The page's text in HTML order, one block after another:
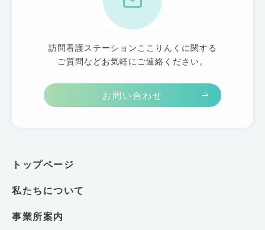
訪問看護ステーションここりんくに関する
ご質問などお気軽にご連絡ください。
お問い合わせ
トップページ
私たちについて
事業所案内